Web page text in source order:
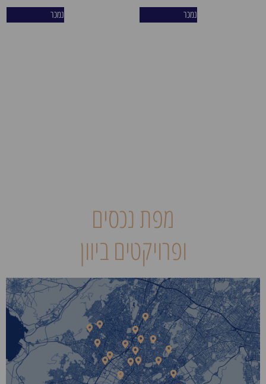
שכונת פריסטרי – "צפון תל
אביב של אתונה". בחירתם
נמכר נמכר
מפת נכסים
ופרויקטים ביוון